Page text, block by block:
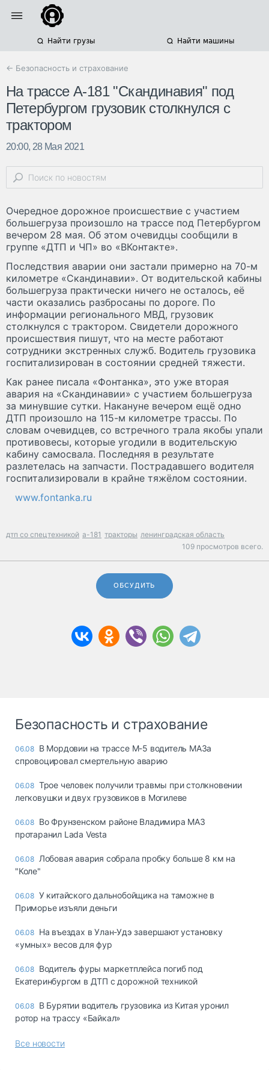
Найти грузы Найти машины
← Безопасность и страхование
На трассе А-181 "Скандинавия" под
Петербургом грузовик столкнулся с
трактором
20:00, 28 Мая 2021
Очередное дорожное происшествие с участием
большегруза произошло на трассе под Петербургом
вечером 28 мая. Об этом очевидцы сообщили в
группе «ДТП и ЧП» во «ВКонтакте».
Последствия аварии они застали примерно на 70-м
километре «Скандинавии». От водительской кабины
большегруза практически ничего не осталось, её
части оказались разбросаны по дороге. По
информации регионального МВД, грузовик
столкнулся с трактором. Свидетели дорожного
происшествия пишут, что на месте работают
сотрудники экстренных служб. Водитель грузовика
госпитализирован в состоянии средней тяжести.
Как ранее писала «Фонтанка», это уже вторая
авария на «Скандинавии» с участием большегруза
за минувшие сутки. Накануне вечером ещё одно
ДТП произошло на 115-м километре трассы. По
словам очевидцев, со встречного трала якобы упали
противовесы, которые угодили в водительскую
кабину самосвала. Последняя в результате
разлетелась на запчасти. Пострадавшего водителя
госпитализировали в крайне тяжёлом состоянии.
www.fontanka.ru
дтп со спецтехникой а-181 тракторы ленинградская область
109 просмотров всего.
ОБСУДИТЬ
Безопасность и страхование
06.08 В Мордовии на трассе М-5 водитель МАЗа
спровоцировал смертельную аварию
06.08 Трое человек получили травмы при столкновении
легковушки и двух грузовиков в Могилеве
06.08 Во Фрунзенском районе Владимира МАЗ
протаранил Lada Vesta
06.08 Лобовая авария собрала пробку больше 8 км на
"Коле"
06.08 У китайского дальнобойщика на таможне в
Приморье изъяли деньги
06.08 Ha въeздax в Улaн-Удэ зaвepшaют ycтaнoвкy
«yмныx» вecoв для фyp
06.08 Водитель фуры маркетплейса погиб под
Екатеринбургом в ДТП с дорожной техникой
06.08 В Бурятии водитель грузовика из Китая уронил
ротор на трассу «Байкал»
Все новости